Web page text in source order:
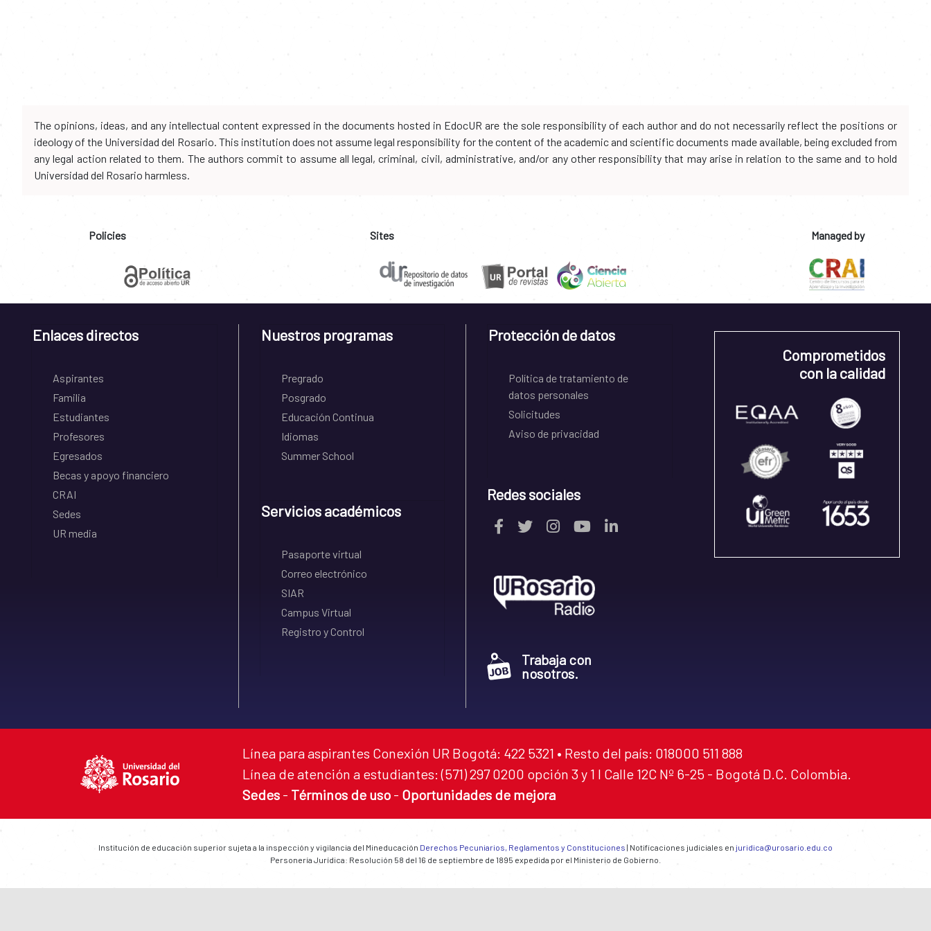
The opinions, ideas, and any intellectual content expressed in the documents hosted in EdocUR are the sole responsibility of each author and do not necessarily reflect the positions or
ideology of the Universidad del Rosario. This institution does not assume legal responsibility for the content of the academic and scientific documents made available, being excluded from
any legal action related to them. The authors commit to assume all legal, criminal, civil, administrative, and/or any other responsibility that may arise in relation to the same and to hold
Universidad del Rosario harmless.
Policies Sites Managed by
Enlaces directos
Aspirantes
Familia
Estudiantes
Profesores
Egresados
Becas y apoyo financiero
CRAI
Sedes
UR media
Nuestros programas
Pregrado
Posgrado
Educación Continua
Idiomas
Summer School
Servicios académicos
Pasaporte virtual
Correo electrónico
SIAR
Campus Virtual
Registro y Control
Protección de datos
Política de tratamiento de
datos personales
Solicitudes
Aviso de privacidad
Redes sociales
Trabaja con
nosotros.
Comprometidos
con la calidad
Línea para aspirantes Conexión UR Bogotá: 422 5321 • Resto del país: 018000 511 888
Línea de atención a estudiantes: (571) 297 0200 opción 3 y 1 I Calle 12C Nº 6-25 - Bogotá D.C. Colombia.
Sedes - Términos de uso - Oportunidades de mejora
Institución de educación superior sujeta a la inspección y vigilancia del Mineducación Derechos Pecuniarios, Reglamentos y Constituciones | Notificaciones judiciales en juridica@urosario.edu.co
Personería Jurídica: Resolución 58 del 16 de septiembre de 1895 expedida por el Ministerio de Gobierno.